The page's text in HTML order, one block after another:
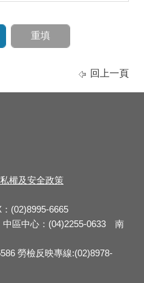
回上一頁
權及安全政策
(02)8995-6665
區中心：(04)2255-0633 南
勞檢反映專線:(02)8978-